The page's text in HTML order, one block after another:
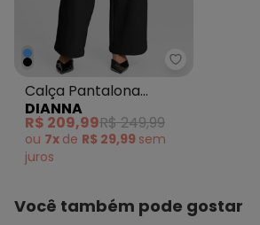
Dianna -
Calça Pantalona
Feminina em Sarja
Preto
DIANNA
R$ 209,99R$ 249,99
ou 7x de R$ 29,99 sem
juros
Você também pode gostar